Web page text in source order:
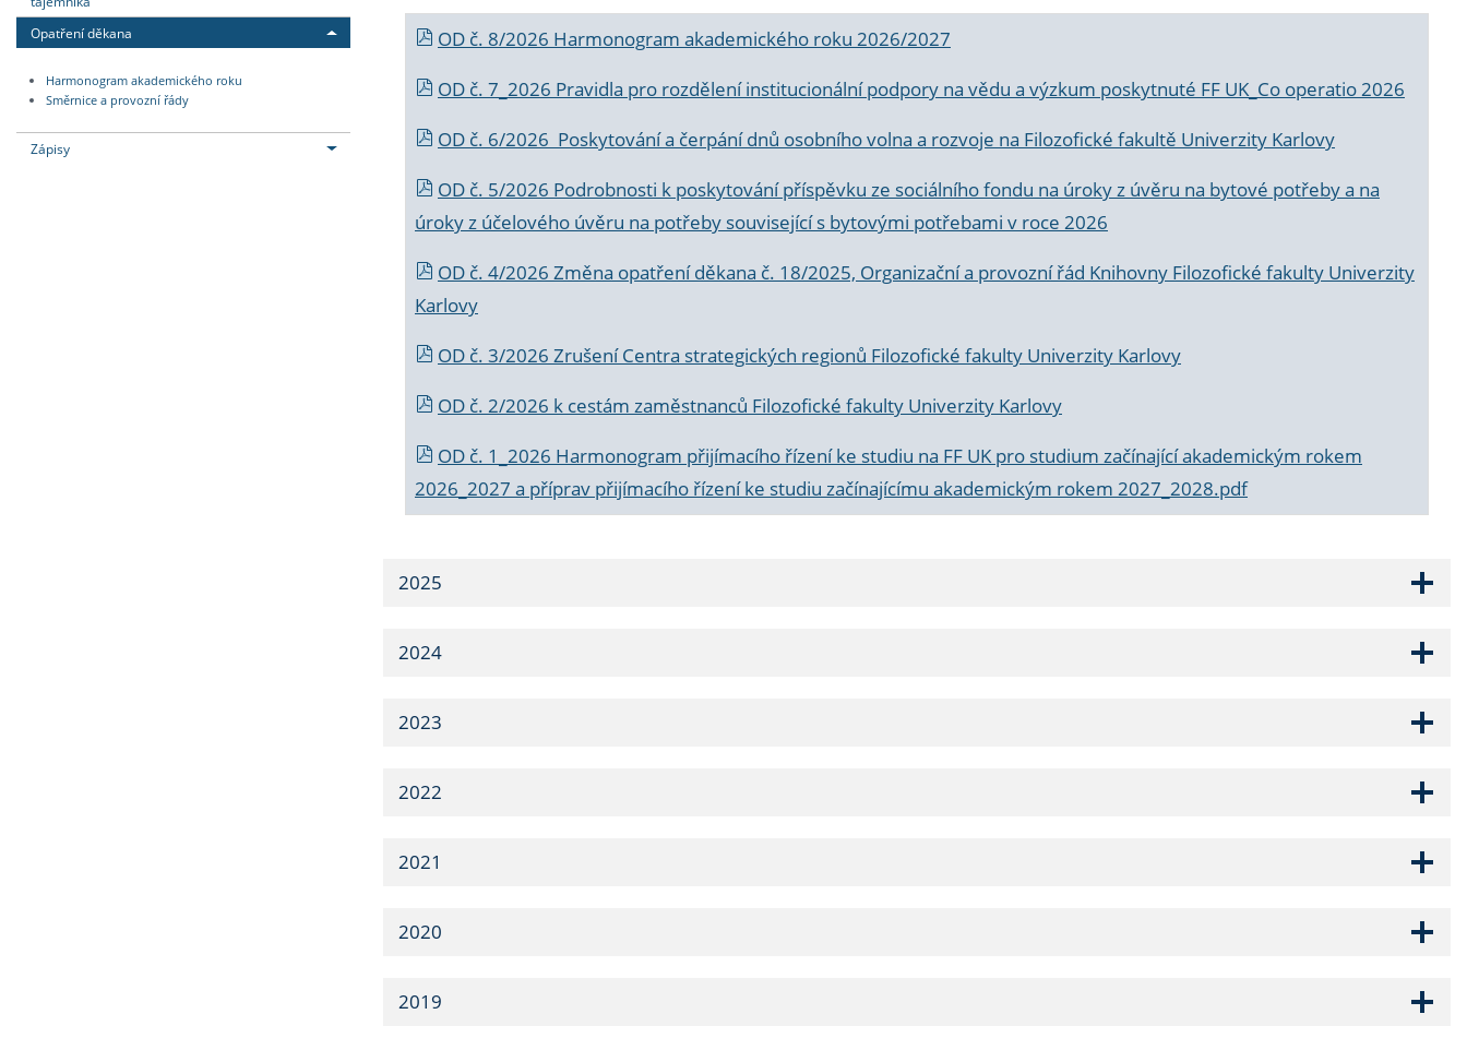
Opatření děkana
Harmonogram akademického roku
Směrnice a provozní řády
Zápisy
OD č. 8/2026 Harmonogram akademického roku 2026/2027
OD č. 7_2026 Pravidla pro rozdělení institucionální podpory na vědu a výzkum poskytnuté FF UK_Co operatio 2026
OD č. 6/2026 Poskytování a čerpání dnů osobního volna a rozvoje na Filozofické fakultě Univerzity Karlovy
OD č. 5/2026 Podrobnosti k poskytování příspěvku ze sociálního fondu na úroky z úvěru na bytové potřeby a na
úroky z účelového úvěru na potřeby související s bytovými potřebami v roce 2026
OD č. 4/2026 Změna opatření děkana č. 18/2025, Organizační a provozní řád Knihovny Filozofické fakulty Univerzity
Karlovy
OD č. 3/2026 Zrušení Centra strategických regionů Filozofické fakulty Univerzity Karlovy
OD č. 2/2026 k cestám zaměstnanců Filozofické fakulty Univerzity Karlovy
OD č. 1_2026 Harmonogram přijímacího řízení ke studiu na FF UK pro studium začínající akademickým rokem
2026_2027 a příprav přijímacího řízení ke studiu začínajícímu akademickým rokem 2027_2028.pdf
2025
2024
2023
2022
2021
2020
2019